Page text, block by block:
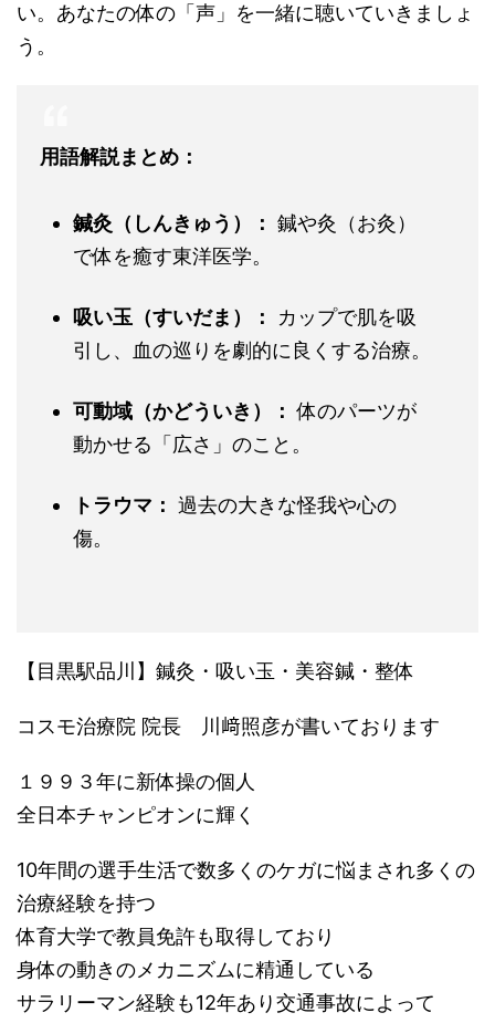
い。あなたの体の「声」を一緒に聴いていきましょ
う。
用語解説まとめ：
鍼灸（しんきゅう）： 鍼や灸（お灸）
で体を癒す東洋医学。
吸い玉（すいだま）：
カップで肌を吸
引し、血の巡りを劇的に良くする治療。
可動域（かどういき）： 体のパーツが
動かせる「広さ」のこと。
トラウマ： 過去の大きな怪我や心の
傷。
【目黒駅品川】鍼灸・吸い玉・美容鍼・整体
コスモ治療院 院長 川﨑照彦が書いております
１９９３年に新体操の個人
全日本チャンピオンに輝く
10年間の選手生活で数多くのケガに悩まされ多くの
治療経験を持つ
体育大学で教員免許も取得しており
身体の動きのメカニズムに精通している
サラリーマン経験も12年あり交通事故によって